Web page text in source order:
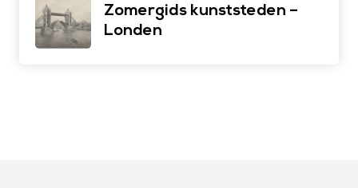
Zomergids kunststeden –
Londen